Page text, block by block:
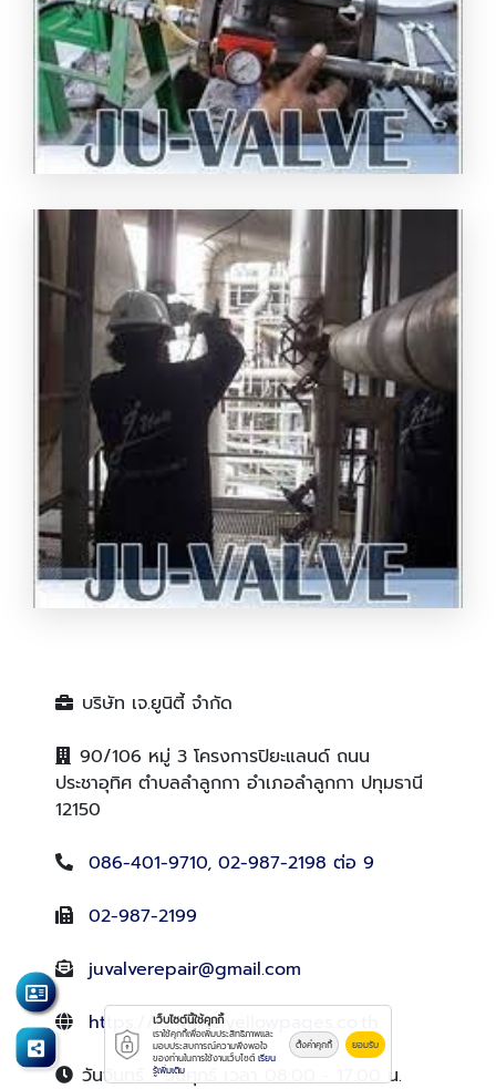
งานซ่อมบำรุงวาล์วอุตสาหกรรม
รับซ่อมวาร์วโรงงานอุตสาหกรรม
บริษัท เจ.ยูนิตี้ จำกัด
90/106 หมู่ 3 โครงการปิยะแลนด์ ถนน
ประชาอุทิศ ตำบลลำลูกกา อำเภอลำลูกกา ปทุมธานี
12150
086-401-9710, 02-987-2198 ต่อ 9
02-987-2199
juvalverepair@gmail.com
https://ju-valve.yellowpages.co.th
วันจันทร์ - วันศุกร์ เวลา 08:00 - 17:00 น.
เว็บไซต์นี้ใช้คุกกี้
เราใช้คุกกี้เพื่อเพิ่มประสิทธิภาพและ
มอบประสบการณ์ความพึงพอใจ
ของท่านในการใช้งานเว็บไซต์ เรียน
รู้เพิ่มเติม
ตั้งค่าคุกกี้ ยอมรับ